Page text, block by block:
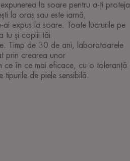
la soare pentru a-ți proteja
la oraș sau este iarnă,
expus la soare. Toate lucrurile pe
tu și copiii tăi
Timp de 30 de ani, laboratoarele
prin crearea unor
ce în ce mai eficace, cu o toleranță
de piele sensibilă.